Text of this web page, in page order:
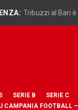
Tribuzzi al Bari è
SERIE B SERIE C
CAMPANIA FOOTBALL